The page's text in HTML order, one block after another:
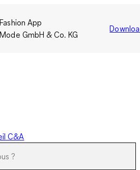
App
GmbH & Co. KG
C&A